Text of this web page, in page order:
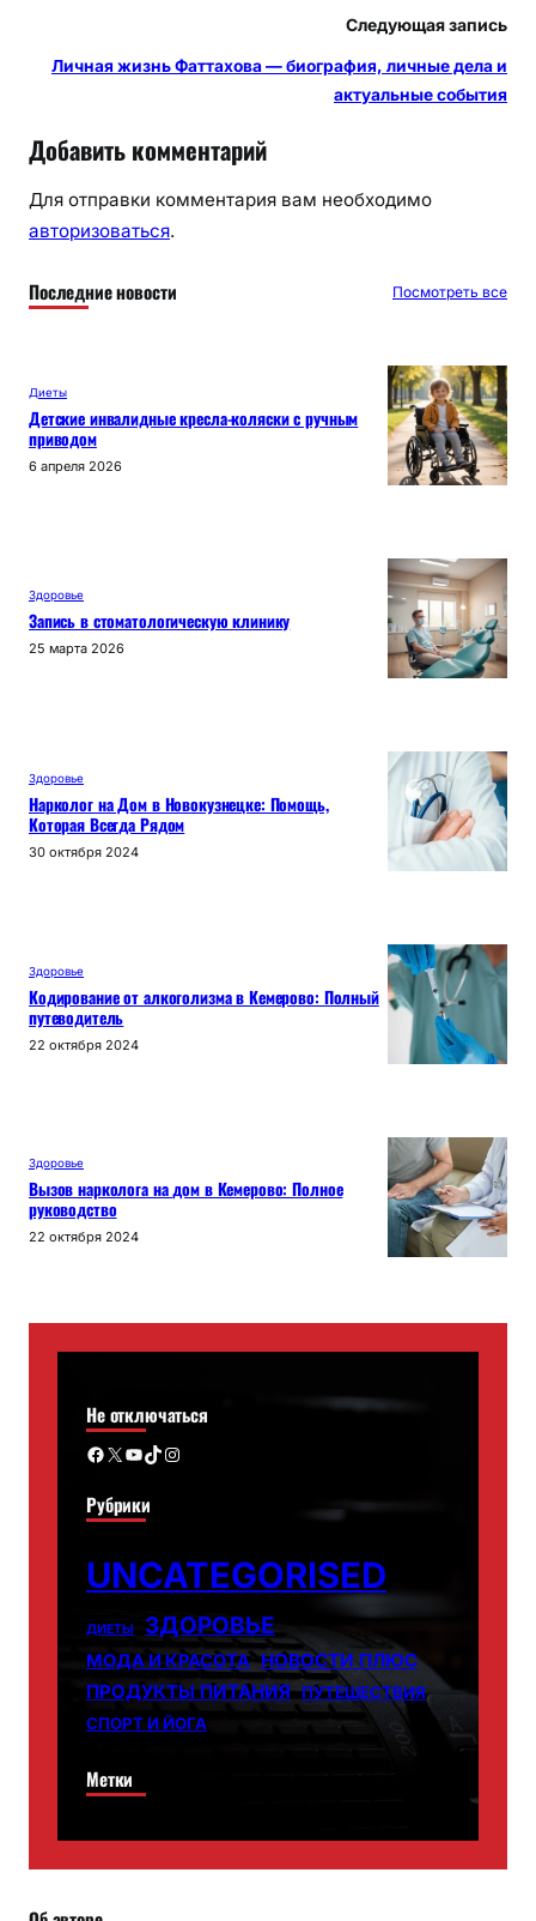
Следующая запись
Личная жизнь Фаттахова — биография, личные дела и
актуальные события
Добавить комментарий
Для отправки комментария вам необходимо
авторизоваться.
Последние новости Посмотреть все
Диеты
Детские инвалидные кресла-коляски с ручным
приводом
6 апреля 2026
Здоровье
Запись в стоматологическую клинику
25 марта 2026
Здоровье
Нарколог на Дом в Новокузнецке: Помощь,
Которая Всегда Рядом
30 октября 2024
Здоровье
Кодирование от алкоголизма в Кемерово: Полный
путеводитель
22 октября 2024
Здоровье
Вызов нарколога на дом в Кемерово: Полное
руководство
22 октября 2024
Не отключаться
Facebook X YouTube TikTok Instagram
Рубрики
UNCATEGORISED
ДИЕТЫ ЗДОРОВЬЕ
МОДА И КРАСОТА НОВОСТИ ПЛЮС
ПРОДУКТЫ ПИТАНИЯ ПУТЕШЕСТВИЯ
СПОРТ И ЙОГА
Метки